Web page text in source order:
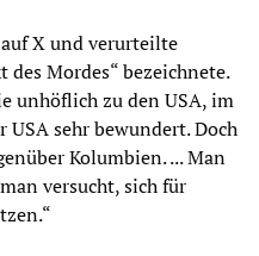
X und verurteilte
Mordes“ bezeichnete.
unhöflich zu den USA, im
sehr bewundert. Doch
Kolumbien. ... Man
versucht, sich für